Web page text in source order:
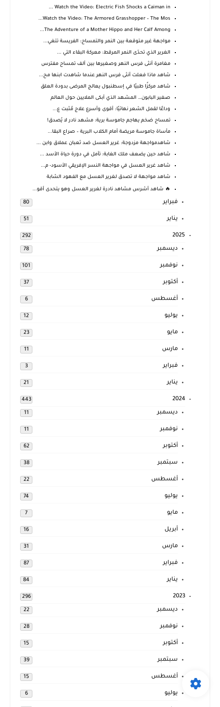
Watch the Video: Electric Fish Shocks a Caiman in ...
Watch the Video: The Armored Grasshopper – The Mos...
The Adventure of a Mother Hippo and Her Calf Among...
مواجهة غير متوقعة بين النمر والتمساح: الفريسة تتغي...
الغرير الذي تحدّى النمر المرقط: معركة البقاء التي ...
مغامرة أنثى فرس النهر وصغيرها بين ألف تمساح مفترس
شاهد ماذا فعلت أنثى فرس النهر عندما شاهدت ابنها مح...
شاهد مركزًا طبيًا في إسطنبول يعالج المرضى بدودة العلق
صغير البابون… المشهد الذي أبكى الملايين حول العالم
وداعًا لقمل الشعر نهائيًا: أقوى وأسرع علاج مُثبت ع...
تمساح ضخم يهاجم جاموسة برية: مشهد نادر لا يُصدق!
مأساة جاموسة مريضة أمام الكلاب البرية – صراع البقا...
شاهدمواجهة مزدوجة: غرير العسل ضد ثعبان عملاق وابن ...
شاهد حين يضعف ملك الغابة: تأمل في دورة حياة الأسد ...
شاهد غرير العسل في مواجهة النسر الإفريقي الأسود- م...
شاهد مواجهة لا تصدق لغرير العسل مع الفهود الشابة
🔥 شاهد أشرس مشاهد نادرة لغرير العسل وهو يتحدى أقو...
فبراير 80
يناير 51
2025
292
ديسمبر 78
نوفمبر 101
أكتوبر 37
أغسطس 6
يوليو 12
مايو 23
مارس 11
فبراير 3
يناير 21
2024
443
ديسمبر 11
نوفمبر 11
أكتوبر 62
سبتمبر 38
أغسطس 22
يوليو 74
مايو 7
أبريل 16
مارس 31
فبراير 87
يناير 84
2023
296
ديسمبر 22
نوفمبر 28
أكتوبر 15
سبتمبر 39
أغسطس 15
يوليو 6